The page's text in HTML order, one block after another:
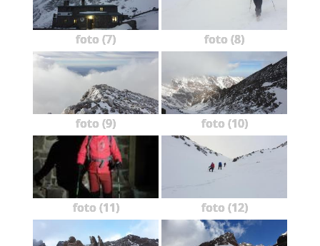
foto (7) foto (8)
foto (9) foto (10)
foto (11) foto (12)